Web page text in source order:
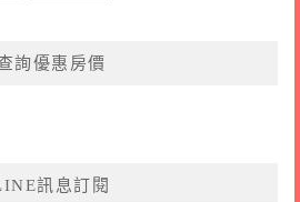
詢優惠房價
訊息訂閱